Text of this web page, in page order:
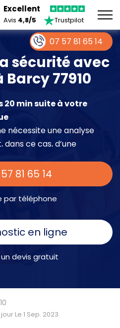
Excellent
Avis 4,8/5 Trustpilot
sécurité avec
77910
20 min suite à votre
nécessite une analyse
ce cas, d’une
81 65 14
par téléphone
en ligne
devis gratuit
Le 1 Sep. 2023
07 57 81 65 14